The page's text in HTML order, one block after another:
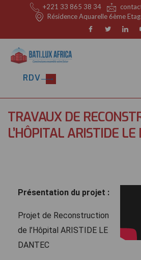
+221 33 865 38 34
Résidence Aquarelle 6ème
RDV
TRAVAUX DE
L’HÔPITAL ARISTIDE
Présentation du projet :
Projet de Reconstruction
de l’Hôpital ARISTIDE LE
DANTEC